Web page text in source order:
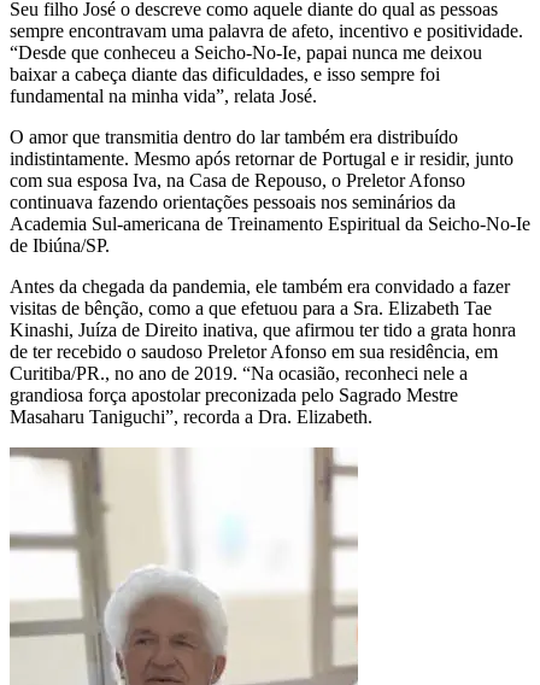
Seu filho José o descreve como aquele diante do qual as pessoas
sempre encontravam uma palavra de afeto, incentivo e positividade.
“Desde que conheceu a Seicho-No-Ie, papai nunca me deixou
baixar a cabeça diante das dificuldades, e isso sempre foi
fundamental na minha vida”, relata José.
O amor que transmitia dentro do lar também era distribuído
indistintamente. Mesmo após retornar de Portugal e ir residir, junto
com sua esposa Iva, na Casa de Repouso, o Preletor Afonso
continuava fazendo orientações pessoais nos seminários da
Academia Sul-americana de Treinamento Espiritual da Seicho-No-Ie
de Ibiúna/SP.
Antes da chegada da pandemia, ele também era convidado a fazer
visitas de bênção, como a que efetuou para a Sra. Elizabeth Tae
Kinashi, Juíza de Direito inativa, que afirmou ter tido a grata honra
de ter recebido o saudoso Preletor Afonso em sua residência, em
Curitiba/PR., no ano de 2019. “Na ocasião, reconheci nele a
grandiosa força apostolar preconizada pelo Sagrado Mestre
Masaharu Taniguchi”, recorda a Dra. Elizabeth.